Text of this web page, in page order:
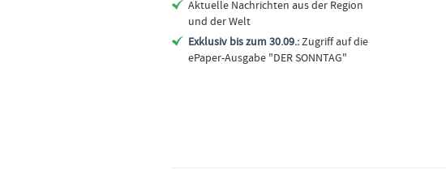
Aktuelle Nachrichten aus der Region
und der Welt
Exklusiv bis zum 30.09.:Zugriff auf die
ePaper-Ausgabe "DER SONNTAG"